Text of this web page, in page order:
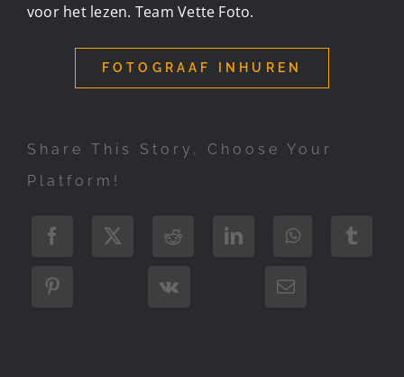
voor het lezen. Team Vette Foto.
FOTOGRAAF INHUREN
Share This Story, Choose Your
Platform!